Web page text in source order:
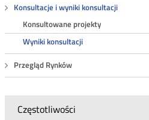
Konsultacje i wyniki konsultacji
Konsultowane projekty
Wyniki konsultacji
Przegląd Rynków
Częstotliwości